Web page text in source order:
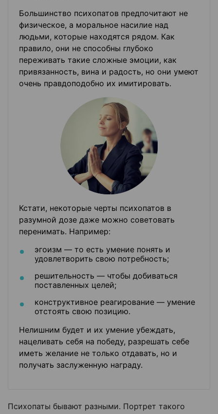
Большинство психопатов предпочитают не
физическое, а моральное насилие над
людьми, которые находятся рядом. Как
правило, они не способны глубоко
переживать такие сложные эмоции, как
привязанность, вина и радость, но они умеют
очень правдоподобно их имитировать.
Кстати, некоторые черты психопатов в
разумной дозе даже можно советовать
перенимать. Например:
эгоизм — то есть умение понять и
удовлетворить свою потребность;
решительность — чтобы добиваться
поставленных целей;
конструктивное реагирование — умение
отстоять свою позицию.
Нелишним будет и их умение убеждать,
нацеливать себя на победу, разрешать себе
иметь желание не только отдавать, но и
получать заслуженную награду.
Психопаты бывают разными. Портрет такого